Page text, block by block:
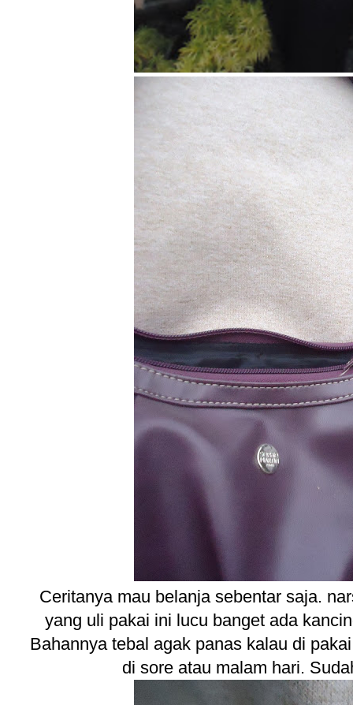
Ceritanya mau belanja sebentar saja.
yang uli pakai ini lucu banget ada
Bahannya tebal agak panas kalau di
di sore atau malam hari.